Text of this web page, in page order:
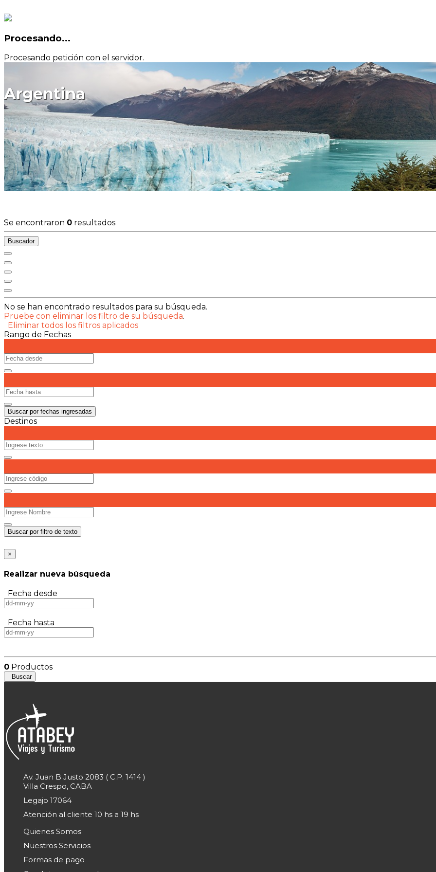
Procesando...
Procesando petición con el servidor.
Argentina
Se encontraron 0 resultados
Buscador
No se han encontrado resultados para su búsqueda.
Pruebe con eliminar los filtro de su búsqueda.
Eliminar todos los filtros aplicados
Rango de Fechas
Buscar por fechas ingresadas
Destinos
Buscar por filtro de texto
×
Realizar nueva búsqueda
Fecha desde
Fecha hasta
0 Productos
Buscar
Av. Juan B Justo 2083 ( C.P. 1414 )
Villa Crespo, CABA
Legajo 17064
Atención al cliente 10 hs a 19 hs
Quienes Somos
Nuestros Servicios
Formas de pago